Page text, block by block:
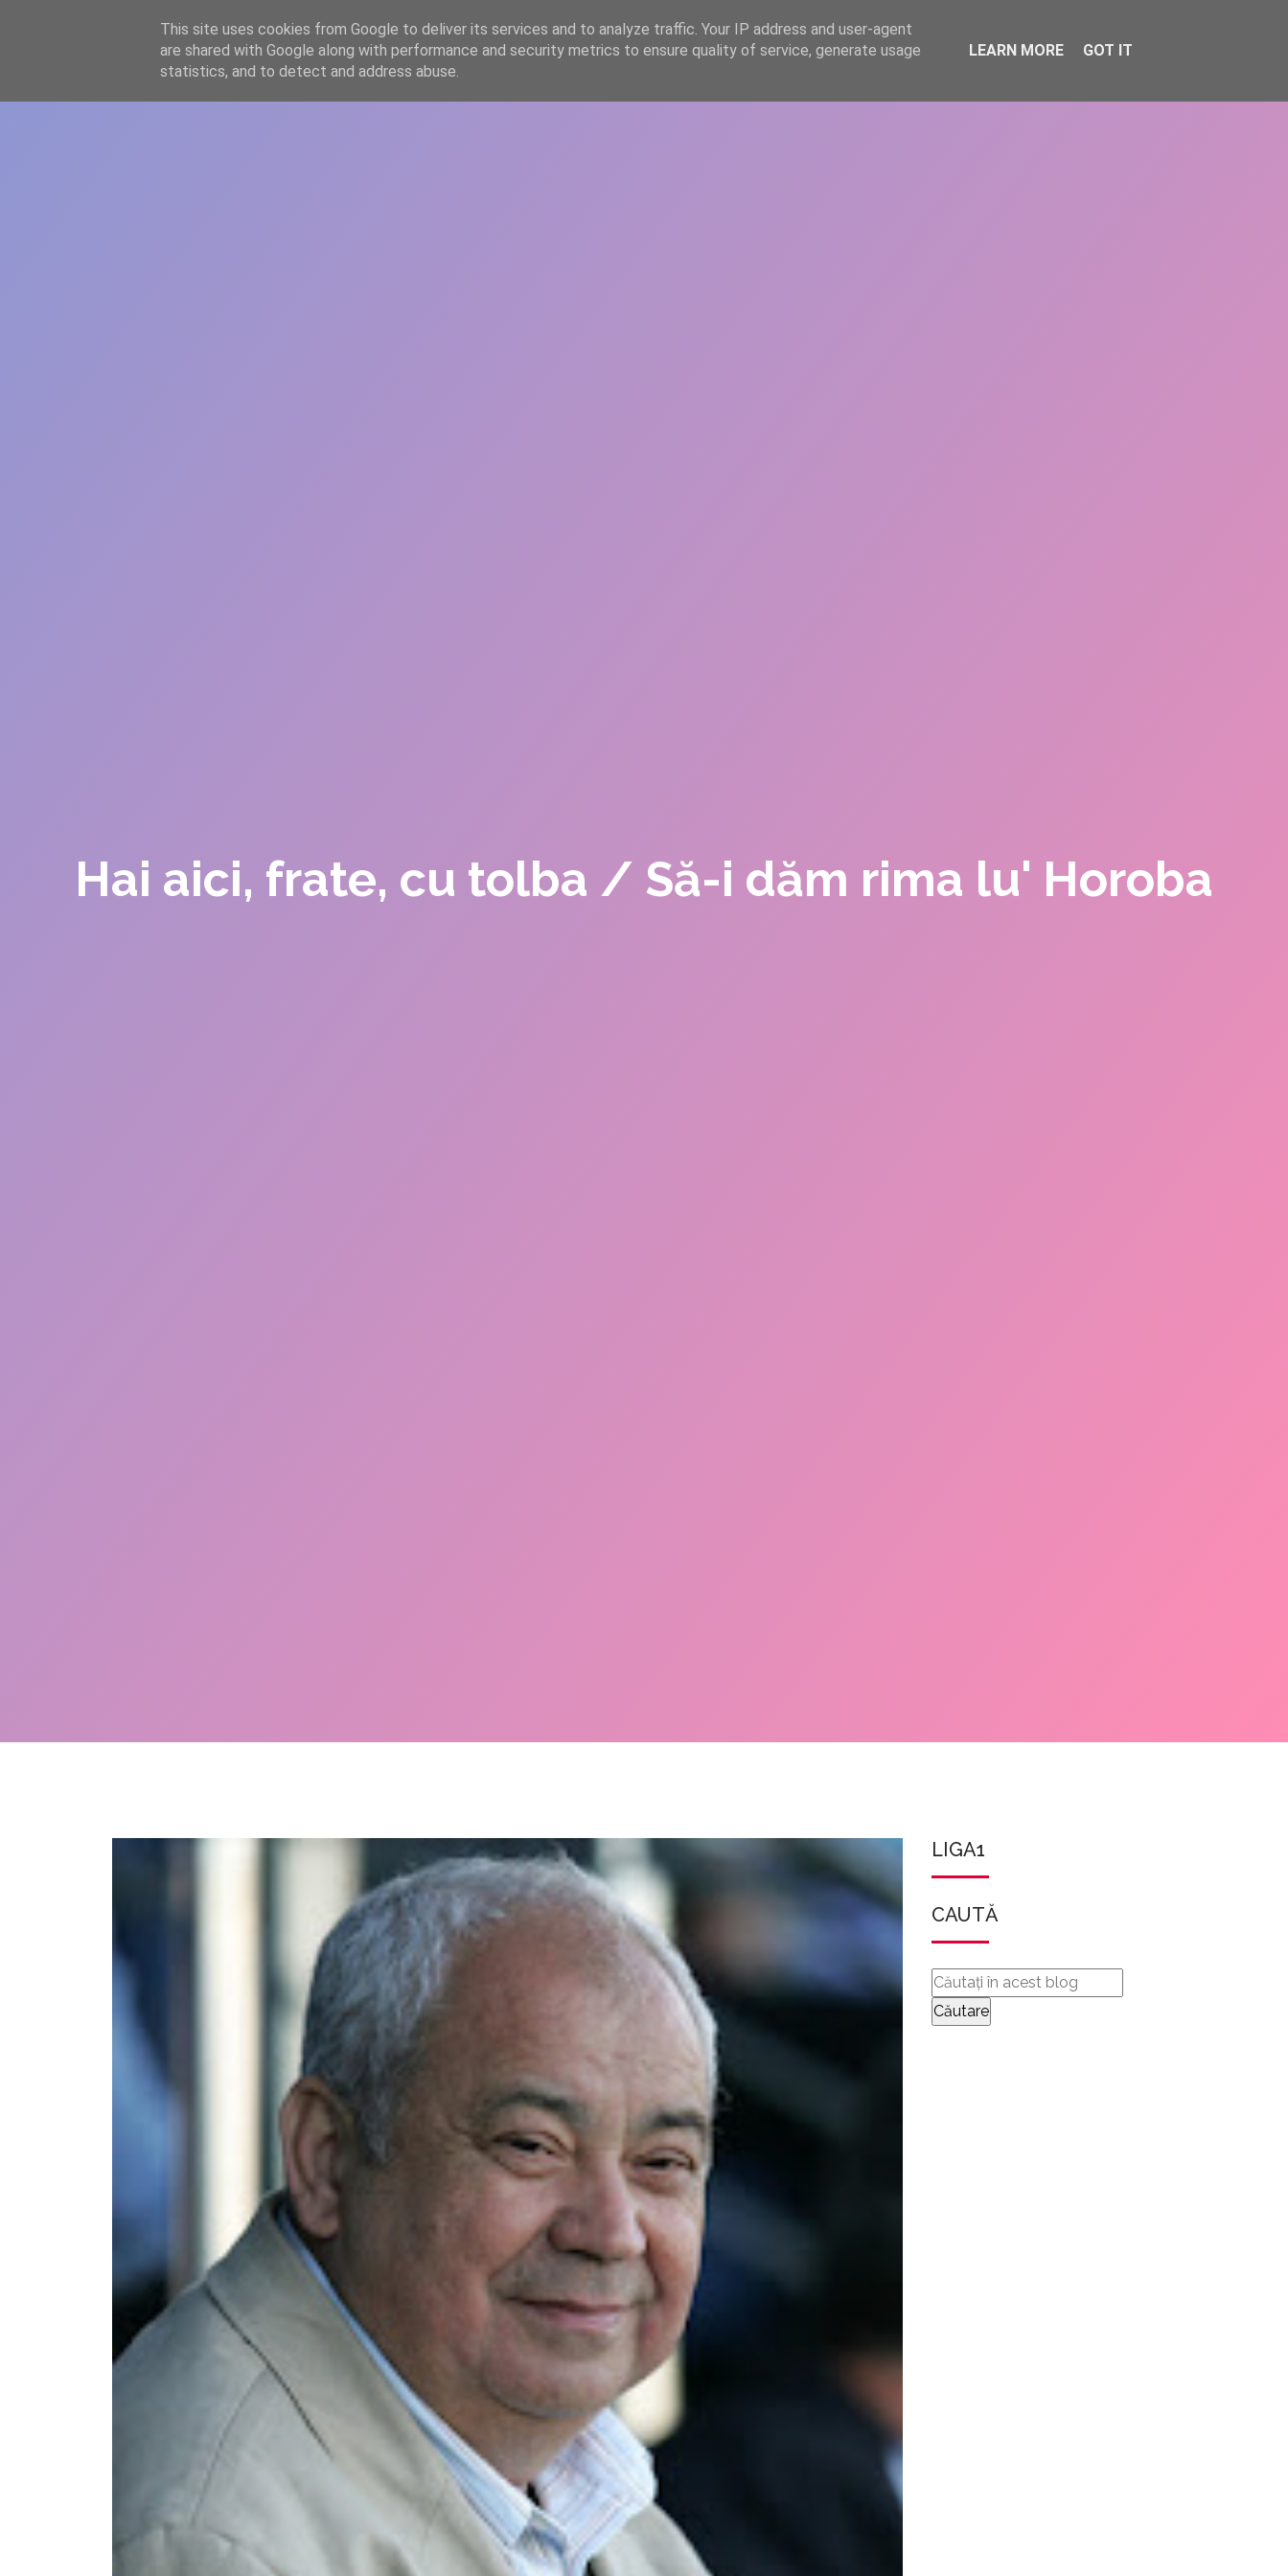
WWW.GAZISTI.RO HOME ARTICOLE DESPRE ECHIPĂ REPERE DONEAZĂ ARTICOLE CONTACT
Hai aici, frate, cu tolba / Să-i dăm rima lu' Horoba
LIGA1
CAUTĂ
This site uses cookies from Google to deliver its services and to analyze traffic. Your IP address and user-agent
are shared with Google along with performance and security metrics to ensure quality of service, generate usage
statistics, and to detect and address abuse.
LEARN MORE GOT IT